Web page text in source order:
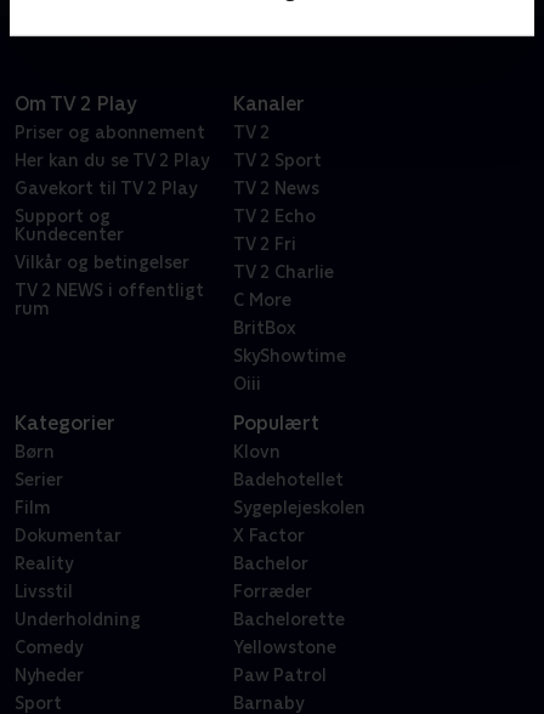
Om TV 2 Play
Priser og abonnement
Her kan du se TV 2 Play
Gavekort til TV 2 Play
Support og
Kundecenter
Vilkår og betingelser
TV 2 NEWS i offentligt
rum
Kanaler
TV 2
TV 2 Sport
TV 2 News
TV 2 Echo
TV 2 Fri
TV 2 Charlie
C More
BritBox
SkyShowtime
Oiii
Kategorier
Børn
Serier
Film
Dokumentar
Reality
Livsstil
Underholdning
Comedy
Nyheder
Sport
Populært
Klovn
Badehotellet
Sygeplejeskolen
X Factor
Bachelor
Forræder
Bachelorette
Yellowstone
Paw Patrol
Barnaby